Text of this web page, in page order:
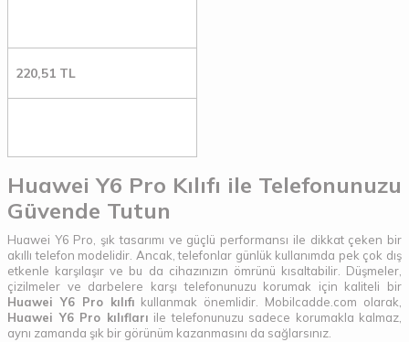
220,51 TL
Huawei Y6 Pro Kılıfı ile Telefonunuzu
Güvende Tutun
Huawei Y6 Pro, şık tasarımı ve güçlü performansı ile dikkat çeken bir
akıllı telefon modelidir. Ancak, telefonlar günlük kullanımda pek çok dış
etkenle karşılaşır ve bu da cihazınızın ömrünü kısaltabilir. Düşmeler,
çizilmeler ve darbelere karşı telefonunuzu korumak için kaliteli bir
Huawei Y6 Pro kılıfı kullanmak önemlidir. Mobilcadde.com olarak,
Huawei Y6 Pro kılıfları ile telefonunuzu sadece korumakla kalmaz,
aynı zamanda şık bir görünüm kazanmasını da sağlarsınız.